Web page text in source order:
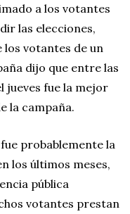
a los votantes
las elecciones,
votantes de un
dijo que entre las
jueves fue la mejor
la campaña.
probablemente la
los últimos meses,
pública
votantes prestan